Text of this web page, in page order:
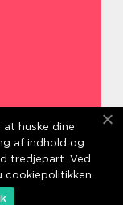
huske dine
af indhold og
tredjepart. Ved
cookiepolitikken.